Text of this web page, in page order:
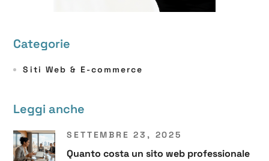
Categorie
Siti Web & E-commerce
Leggi anche
SETTEMBRE 23, 2025
Quanto costa un sito web professionale